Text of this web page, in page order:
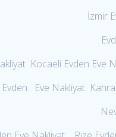
İzmir
Kocaeli Evden Eve
Eve Nakliyat